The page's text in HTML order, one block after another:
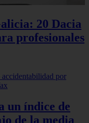
20 Dacia
profesionales
un índice de
de la media